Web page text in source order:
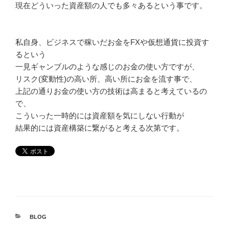
現在どういった資産額の人でも多々あるという事です。
私自身、ビジネスで稼いだお金をFXや仮想通貨に投資す
るという
一見ギャンブルのような感じのお金の使い方ですが、
リスク(変動性)の高い所、高い所にお金を流す事で、
上記の通りお金の使い方の技術は高まると考えているの
で、
こういった一時的には資産額を気にしない行動が
結果的には資産構築に繋がると考える次第です。
カ
BLOG